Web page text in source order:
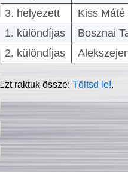
3. helyezett
Kiss
1. különdíjas
Bosznai
2. különdíjas
Ezt raktuk össze:Töltsd le!.